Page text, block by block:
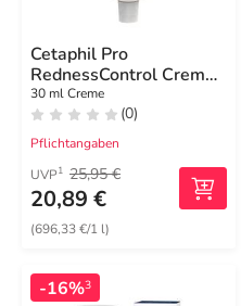
Cetaphil Pro
RednessControl Creme
zur
Symptombehandlung
30 ml Creme
(0)
Pflichtangaben
UVP1 25,95 €
20,89 €
(696,33 €/1 l)
-16%3